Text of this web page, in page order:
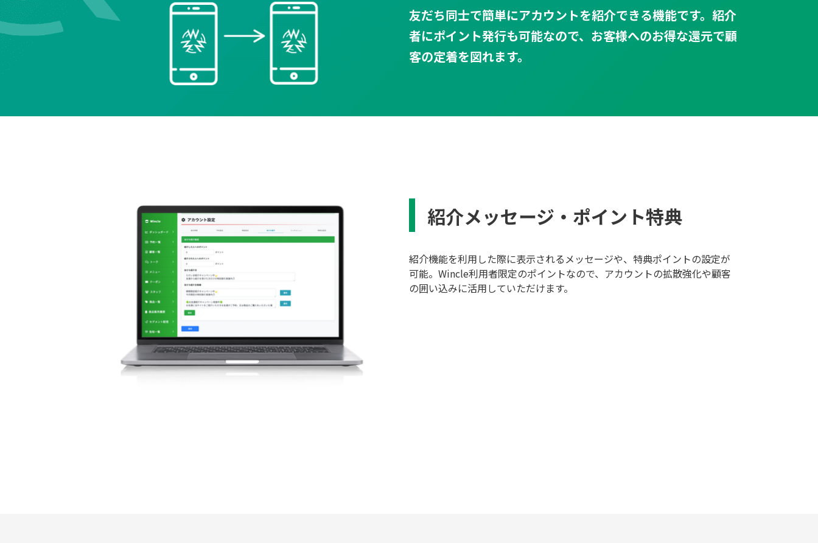
友だち同士で簡単にアカウントを紹介できる機能です。紹介
者にポイント発行も可能なので、お客様へのお得な還元で顧
客の定着を図れます。
紹介メッセージ・ポイント特典
紹介機能を利用した際に表示されるメッセージや、特典ポイントの設定が
可能。Wincle利用者限定のポイントなので、アカウントの拡散強化や顧客
の囲い込みに活用していただけます。